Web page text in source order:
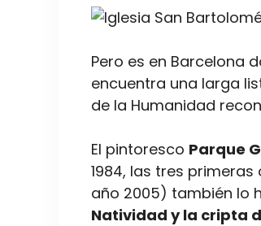
Pero es en Barcelona
encuentra una larga
de la Humanidad
El pintoresco Parque
1984, las tres
año 2005) también lo
Natividad y la cripta